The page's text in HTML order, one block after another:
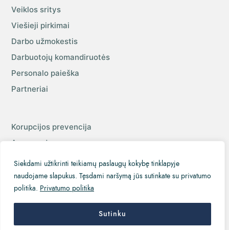
Siekdami užtikrinti teikiamų paslaugų kokybę tinklapyje
naudojame slapukus. Tęsdami naršymą jūs sutinkate su privatumo
politika. Privatumo politika
Sutinku
Veiklos sritys
Viešieji pirkimai
Darbo užmokestis
Darbuotojų komandiruotės
Personalo paieška
Partneriai
Korupcijos prevencija
Asmens duomenų apsauga
Nuorodos
interneto svetainių kūrimas